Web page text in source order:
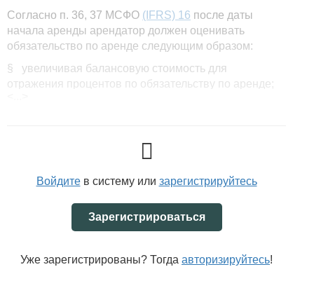
Согласно п. 36, 37 МСФО (IFRS) 16 после даты
начала аренды арендатор должен оценивать
обязательство по аренде следующим образом:
§ увеличивая балансовую стоимость для
отражения процентов по обязательству по аренде;
§ переоценивая балансовую стоимость для
отражения переоценки или модификации договоров
аренды, о которых говорится в п. 39–46, или для
отражения пересмотренных по существу
фиксированных арендных платежей.
Проценты по обязательству по аренде в каждом
представлены суммой, которая производит
Войдитев систему или зарегистрируйтесь
Зарегистрироваться
Уже зарегистрированы? Тогда авторизируйтесь!